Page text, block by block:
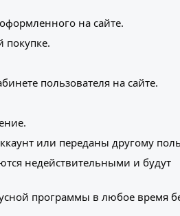
на сайте.
пользователя на сайте.
или переданы другому
недействительными и будут
программы в любое время